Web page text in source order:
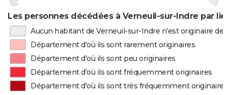
Les personnes décédées à Verneuil-sur-Indre par
Aucun habitant de Verneuil-sur-Indre n'est originaire de
Département d'où ils sont rarement originaires
Département d'où ils sont peu originaires
Département d'où ils sont fréquemment originaires
Département d'où ils sont très fréquemment originaires